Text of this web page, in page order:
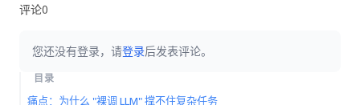
评论0
您还没有登录，请登录后发表评论。
目录
痛点：为什么 "裸调 LLM" 撑不住复杂任务